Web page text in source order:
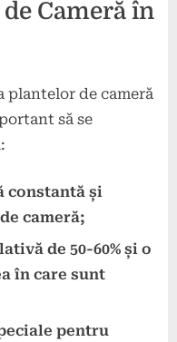
Cameră în
plantelor de cameră
să se
constantă și
cameră;
de 50-60% și o
în care sunt
pentru